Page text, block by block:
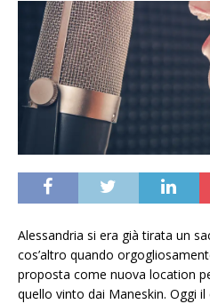
Alessandria si era già tirata un
cos’altro quando
proposta come nuova location
quello vinto dai Maneskin. Oggi